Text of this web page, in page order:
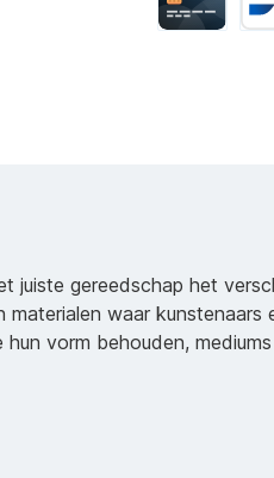
juiste gereedschap het
waar kunstenaars
vorm behouden,